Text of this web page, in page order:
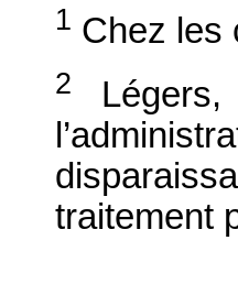
1 Chez les
2
traitement